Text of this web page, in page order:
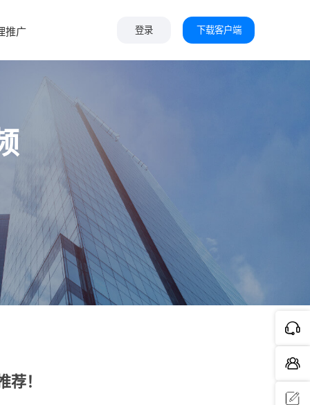
推广 登录 下载客户端
！